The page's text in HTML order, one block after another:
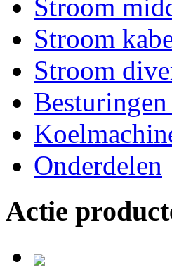
Stroom
Stroom
Stroom
Onderdelen
Actie